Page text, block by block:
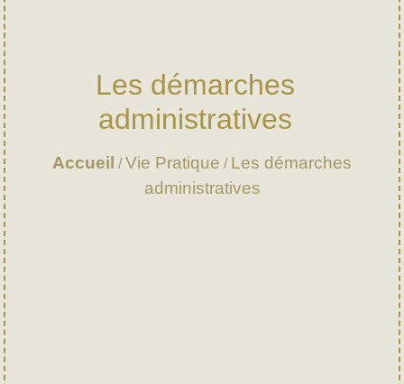
Les démarches
administratives
Accueil /Vie Pratique / Les démarches
administratives